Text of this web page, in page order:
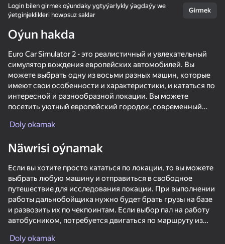
Bu oýun diňe peýza
ugry goldaýar
Oýun
Checkers in St. Petersburg or Arabic drift
72
53
70 76
Login bilen girmek oýundaky ygtyýarlykly ýagdaýy we
ýetginjeklikleri howpsuz saklar
Girmek
Oýun hakda
Euro Car Simulator 2 - это реалистичный и увлекательный
симулятор вождения европейских автомобилей. Вы
можете выбрать одну из восьми разных машин, которые
имеют свои особенности и характеристики, и кататься по
интересной и разнообразной локации. Вы можете
посетить уютный европейский городок, современный
заводы, стройки и многое другое. Вы также можете
автобусника и выполнять различные задания, связанные с
графику и проработанную физику, которая позволит вам
ощутить все нюансы вождения по европейским дорогам.
Euro Car Simulator 2 - это игра для всех любителей
автомобилей. Кроме того, в игре вы можете настроить
свой автомобиль по своему вкусу и сделать его более
уникальным. Вы можете менять цвет кузова, дым из-под
колес, цвет фар.
Doly okamak
Näwrisi oýnamak
Если вы хотите просто кататься по локации, то вы можете
выбрать любую машину и отправиться в свободное
путешествие для исследования локации. При выполнении
работы дальнобойщика нужно будет брать грузы на базе
и развозить их по чекпоинтам. Если выбор пал на работу
автобусником, потребуется двигаться по маршруту из
Doly okamak